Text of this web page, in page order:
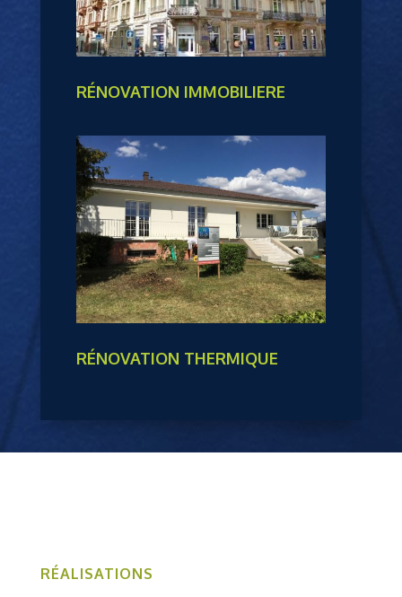
RÉNOVATION IMMOBILIERE
RÉNOVATION THERMIQUE
RÉALISATIONS